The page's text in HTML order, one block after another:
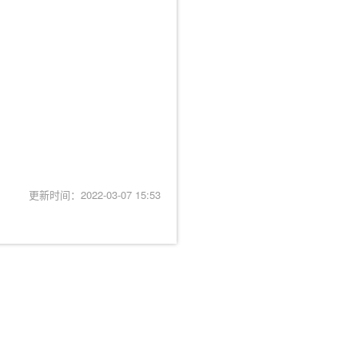
更新时间：2022-03-07 15:53